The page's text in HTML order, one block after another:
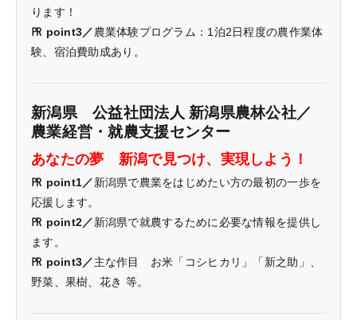
ります！
㏚ point3／農業体験プログラム：1泊2日程度の農作業体
験、宿泊費助成あり。
新潟県 公益社団法人 新潟県農林公社／
農業経営・就農支援センター
あなたの夢 新潟で見つけ、実現しよう！
㏚ point1／新潟県で農業をはじめたい方の最初の一歩を
応援します。
㏚ point2／新潟県で就農するために必要な情報を提供し
ます。
㏚ point3／主な作目 お米「コシヒカリ」「新之助」、
野菜、果樹、花き 等。